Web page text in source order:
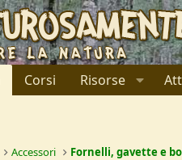
Corsi Risorse
Accessori Fornelli, gavette e